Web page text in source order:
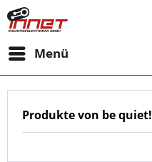
Menü
Produkte von be quiet!